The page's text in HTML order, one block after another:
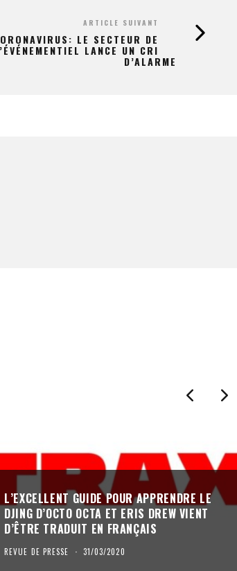
ARTICLE SUIVANT
LE SECTEUR DE
LANCE UN CRI
D’ALARME
L’EXCELLENT GUIDE POUR APPRENDRE LE
DJING D’OCTO OCTA ET ERIS DREW VIENT
D’ÊTRE TRADUIT EN FRANÇAIS
REVUE DE PRESSE · 31/03/2020